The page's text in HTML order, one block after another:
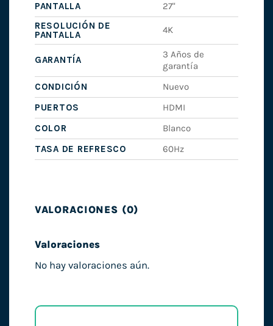
PANTALLA
27"
RESOLUCIÓN DE
PANTALLA
4K
GARANTÍA
3 Años de
garantía
CONDICIÓN
Nuevo
PUERTOS
HDMI
COLOR
Blanco
TASA DE REFRESCO
60Hz
VALORACIONES (0)
Valoraciones
No hay valoraciones aún.